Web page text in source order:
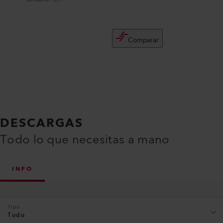
Comparar
DESCARGAS
Todo lo que necesitas a mano
INFO
Tipo
Todo